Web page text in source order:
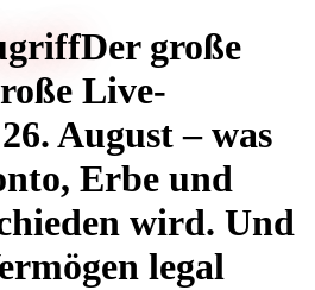
Der große
Live-
August – was
Erbe und
wird. Und
legal